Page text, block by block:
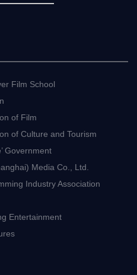
Film School
of Film
of Culture and Tourism
Government
Media Co., Ltd.
Industry Association
Entertainment